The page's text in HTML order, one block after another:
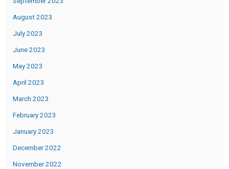
August 2023
July 2023
June 2023
May 2023
April 2023
March 2023
February 2023
January 2023
December 2022
November 2022